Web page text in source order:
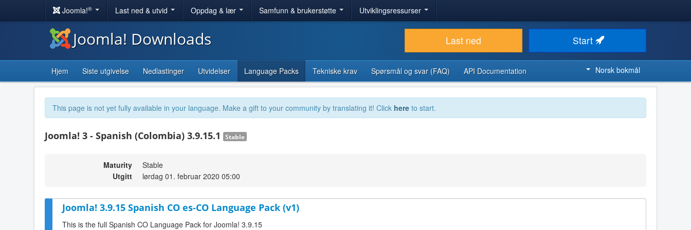
Joomla!® Last ned & utvid Oppdag & lær Samfunn & brukerstøtte Utviklingsressurser
Joomla! Downloads Last ned Start
Hjem Siste utgivelse Nedlastinger Utvidelser Language Packs Tekniske krav Spørsmål og svar (FAQ) API Documentation Norsk bokmål
This page is not yet fully available in your language. Make a gift to your community by translating it! Click here to start.
Joomla! 3 - Spanish (Colombia) 3.9.15.1 Stable
Maturity
Stable
Utgitt
lørdag 01. februar 2020 05:00
Joomla! 3.9.15 Spanish CO es-CO Language Pack (v1)
This is the full Spanish CO Language Pack for Joomla! 3.9.15